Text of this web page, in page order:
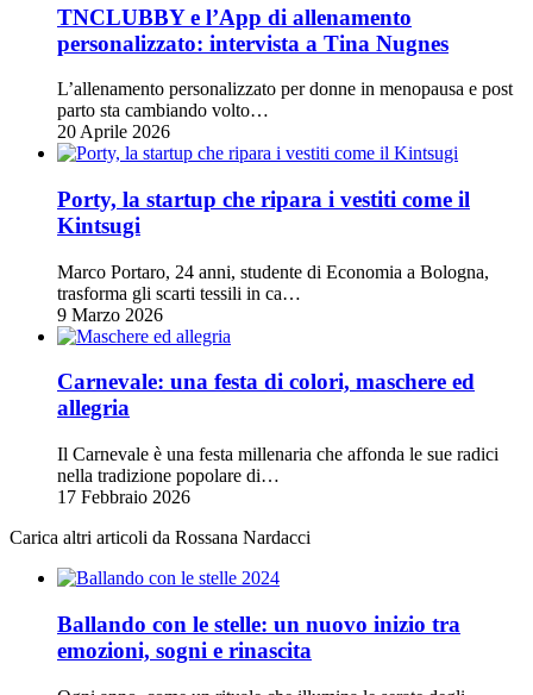
TNCLUBBY e l’App di allenamento
personalizzato: intervista a Tina Nugnes
L’allenamento personalizzato per donne in menopausa e post
parto sta cambiando volto…
20 Aprile 2026
Porty, la startup che ripara i vestiti come il
Kintsugi
Marco Portaro, 24 anni, studente di Economia a Bologna,
trasforma gli scarti tessili in ca…
9 Marzo 2026
Carnevale: una festa di colori, maschere ed
allegria
Il Carnevale è una festa millenaria che affonda le sue radici
nella tradizione popolare di…
17 Febbraio 2026
Carica altri articoli da Rossana Nardacci
Ballando con le stelle: un nuovo inizio tra
emozioni, sogni e rinascita